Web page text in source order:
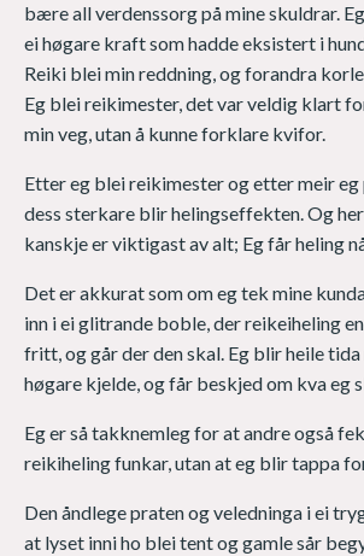
bære all verdenssorg på mine skuldrar.
ei høgare kraft som hadde eksistert i
Reiki blei min reddning, og forandra
Eg blei reikimester, det var veldig klart
min veg, utan å kunne forklare kvifor.
Etter eg blei reikimester og etter meir
dess sterkare blir helingseffekten. Og
kanskje er viktigast av alt; Eg får heling
Det er akkurat som om eg tek mine
inn i ei glitrande boble, der reikeiheling
fritt, og går der den skal. Eg blir heile
høgare kjelde, og får beskjed om kva eg
Eg er så takknemleg for at andre også
reikiheling funkar, utan at eg blir tappa
Den åndlege praten og veledninga i ei
at lyset inni ho blei tent og gamle sår